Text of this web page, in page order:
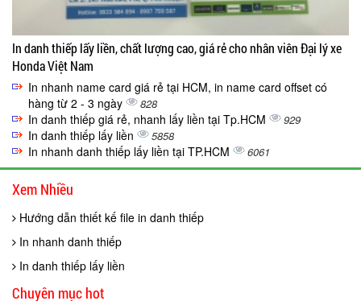
In danh thiếp lấy liền, chất lượng cao, giá rẻ cho nhân viên Đại lý xe
Honda Việt Nam
In nhanh name card giá rẻ tại HCM, in name card offset có
hàng từ 2 - 3 ngày
828
In danh thiếp giá rẻ, nhanh lấy liền tại Tp.HCM 929
In danh thiếp lấy liền 5858
In nhanh danh thiếp lấy liền tại TP.HCM 6061
Xem Nhiều
Hướng dẫn thiết kế file in danh thiếp
In nhanh danh thiếp
In danh thiếp lấy liền
Chuyên mục hot